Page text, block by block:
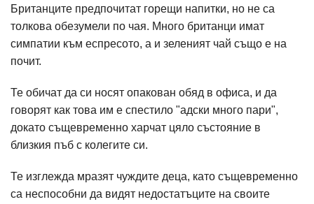
Британците предпочитат горещи напитки, но не са
толкова обезумели по чая. Много британци имат
симпатии към еспресото, а и зеленият чай също е на
почит.
Те обичат да си носят опакован обяд в офиса, и да
говорят как това им е спестило "адски много пари",
докато същевременно харчат цяло състояние в
близкия пъб с колегите си.
Те изглежда мразят чуждите деца, като същевременно
са неспособни да видят недостатъците на своите